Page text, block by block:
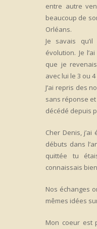
entre autre
beaucoup de
Orléans.
Je savais
évolution. Je
que je
avec lui le 3 ou
J’ai repris des
sans réponse et
décédé depuis
Cher Denis,
débuts dans
quittée tu
connaissais
Nos échanges
mêmes idées
Mon coeur est